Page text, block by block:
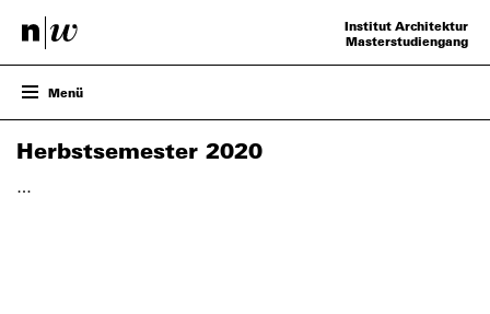
Institut Architektur
Masterstudiengang
Menü
ENTWURF
PROJEKTE
Herbstsemester 2020
…